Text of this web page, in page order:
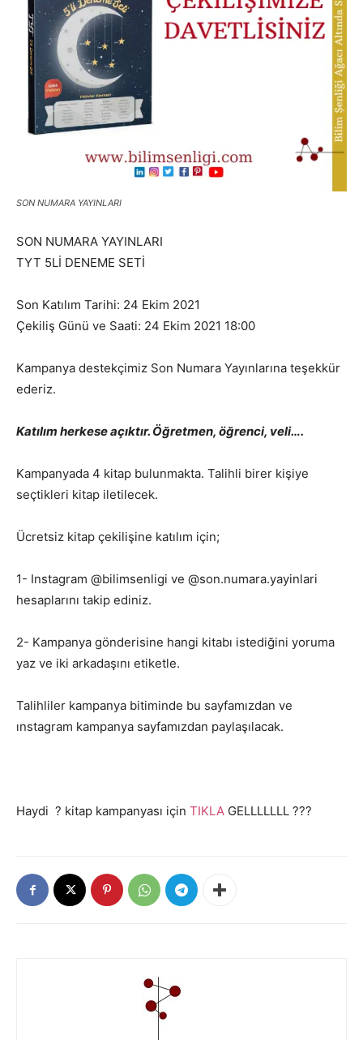
SON NUMARA YAYINLARI
SON NUMARA YAYINLARI
TYT 5Lİ DENEME SETİ
Son Katılım Tarihi: 24 Ekim 2021
Çekiliş Günü ve Saati: 24 Ekim 2021 18:00
Kampanya destekçimiz Son Numara Yayınlarına teşekkür
ederiz.
Katılım herkese açıktır. Öğretmen, öğrenci, veli….
Kampanyada 4 kitap bulunmakta. Talihli birer kişiye
seçtikleri kitap iletilecek.
Ücretsiz kitap çekilişine katılım için;
1- Instagram @bilimsenligi ve @son.numara.yayinlari
hesaplarını takip ediniz.
2- Kampanya gönderisine hangi kitabı istediğini yoruma
yaz ve iki arkadaşını etiketle.
Talihliler kampanya bitiminde bu sayfamızdan ve
ınstagram kampanya sayfamızdan paylaşılacak.
Haydi ? kitap kampanyası için TIKLA GELLLLLLL ???